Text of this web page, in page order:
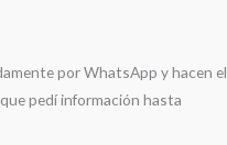
por WhatsApp y hacen el
pedí información hasta